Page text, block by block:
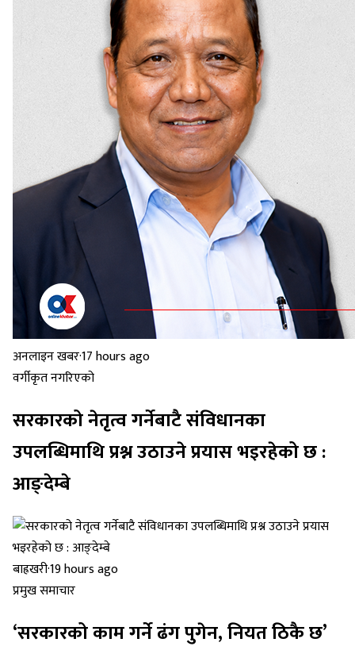
अनलाइन खबर·17 hours ago
वर्गीकृत नगरिएको
सरकारको नेतृत्व गर्नेबाटै संविधानका
उपलब्धिमाथि प्रश्न उठाउने प्रयास भइरहेको छ :
आङ्देम्बे
बाह्रखरी·19 hours ago
प्रमुख समाचार
‘सरकारको काम गर्ने ढंग पुगेन, नियत ठिकै छ’